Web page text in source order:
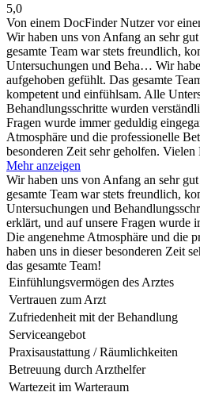
5,0
Von einem DocFinder Nutzervor
Wir haben uns von Anfang an sehr
gesamte Team war stets freundlich,
Untersuchungen und Beha… Wir
aufgehoben gefühlt. Das gesamte
kompetent und einfühlsam. Alle
Behandlungsschritte wurden
Fragen wurde immer geduldig
Atmosphäre und die professionelle
besonderen Zeit sehr geholfen. Vielen
Mehr anzeigen
Wir haben uns von Anfang an sehr
gesamte Team war stets freundlich,
Untersuchungen und
erklärt, und auf unsere Fragen wurde
Die angenehme Atmosphäre und die
haben uns in dieser besonderen Zeit
das gesamte Team!
Einfühlungsvermögen des Arztes
Vertrauen zum Arzt
Zufriedenheit mit der Behandlung
Serviceangebot
Praxisaustattung / Räumlichkeiten
Betreuung durch Arzthelfer
Wartezeit im Warteraum